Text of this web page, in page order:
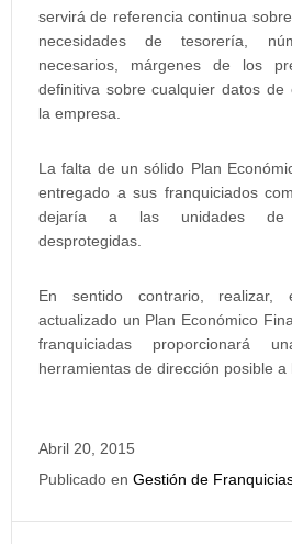
servirá de referencia continua
necesidades de tesorería,
necesarios, márgenes de los
definitiva sobre cualquier datos de
la empresa.
La falta de un sólido Plan
entregado a sus franquiciados
dejaría a las unidades de
desprotegidas.
En sentido contrario, realizar,
actualizado un Plan Económico
franquiciadas proporcionará
herramientas de dirección posible a
Abril 20, 2015
Publicado en Gestión de